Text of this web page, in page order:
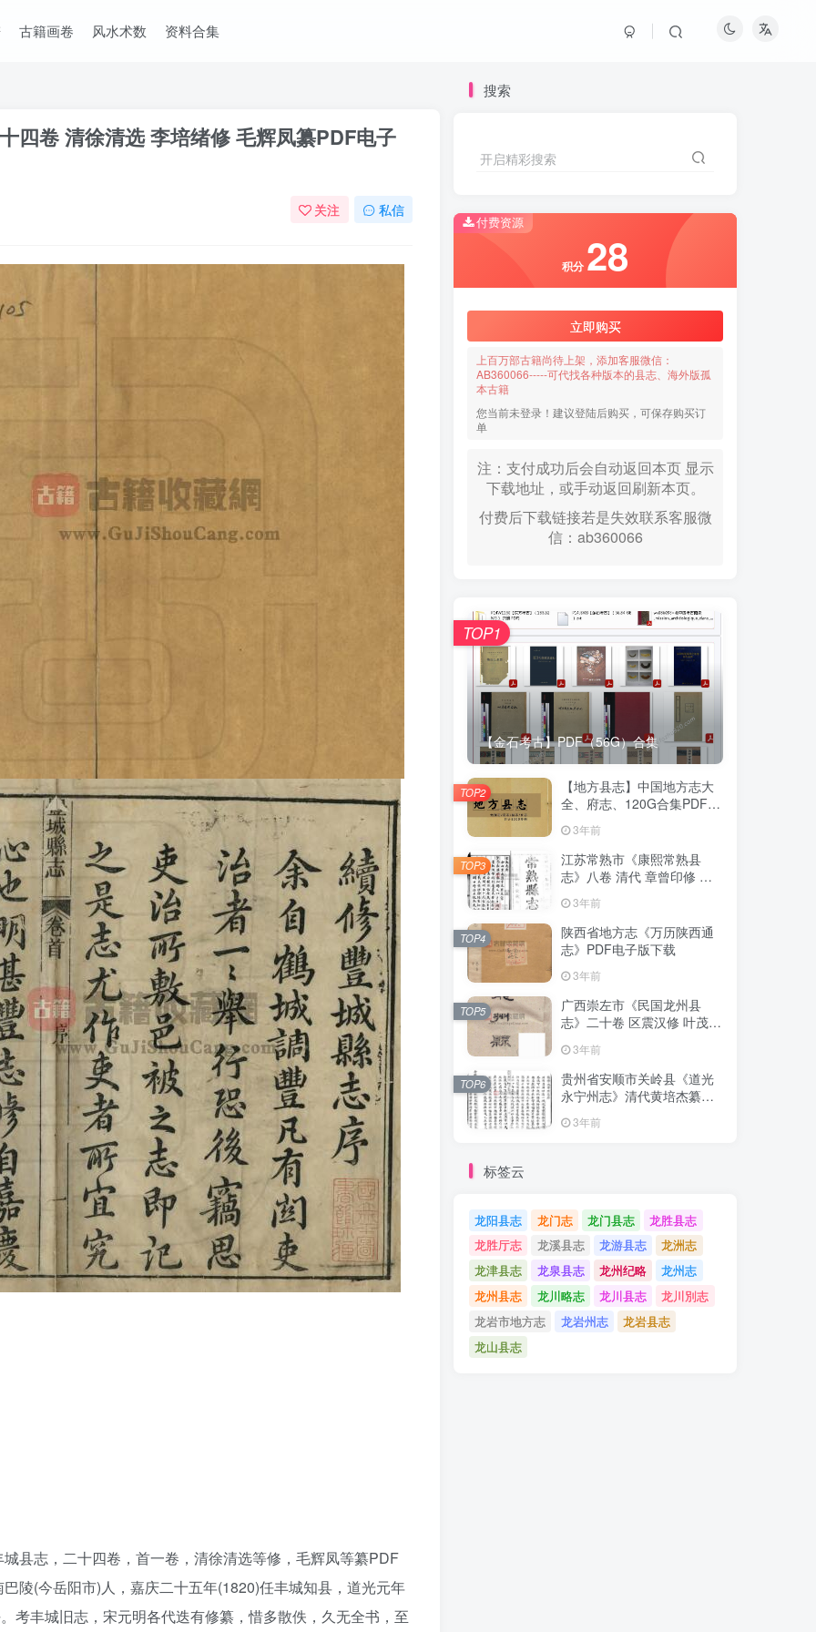
古籍画卷 风水术数 资料合集
四卷 清徐清选 李培绪修 毛辉凤纂PDF电子
关注 私信
县志，二十四卷，首一卷，清徐清选等修，毛辉凤等纂PDF
陵(今岳阳市)人，嘉庆二十五年(1820)任丰城知县，道光元年
考丰城旧志，宋元明各代迭有修纂，惜多散佚，久无全书，至
搜索
开启精彩搜索
付费资源
积分 28
立即购买
上百万部古籍尚待上架，添加客服微信：
AB360066-----可代找各种版本的县志、海外版孤
本古籍
您当前未登录！建议登陆后购买，可保存购买订
单
注：支付成功后会自动返回本页 显示
下载地址，或手动返回刷新本页。
付费后下载链接若是失效联系客服微
信：ab360066
【金石考古】PDF（56G）合集
TOP1
【地方县志】中国地方志大
全、府志、120G合集PDF高
清下载
3年前
TOP2
江苏常熟市《康熙常熟县
志》八卷 清代 章曾印修 曾
倬纂PDF影印本高清电子版
下载3年前
TOP3
陕西省地方志《万历陕西通
志》PDF电子版下载
3年前
TOP4
广西崇左市《民国龙州县
志》二十卷 区震汉修 叶茂基
载3年前
TOP5
贵州省安顺市关岭县《道光
永宁州志》清代黄培杰纂修
3年前
TOP6
标签云
龙阳县志 龙门志 龙门县志
龙胜县志
龙胜厅志
龙溪县志 龙游县志
龙洲志
龙津县志
龙泉县志 龙州纪略
龙州志
龙州县志
龙川略志 龙川县志
龙川別志
龙岩市地方志
龙岩州志
龙岩县志
龙山县志